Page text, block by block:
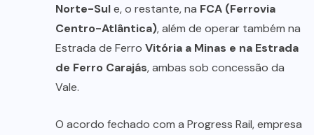
Norte-Sule, o restante, na FCA (Ferrovia
Centro-Atlântica), além de operar também na
Estrada de Ferro Vitória a Minas e na Estrada
de Ferro Carajás, ambas sob concessão da
Vale.
O acordo fechado com a Progress Rail, empresa